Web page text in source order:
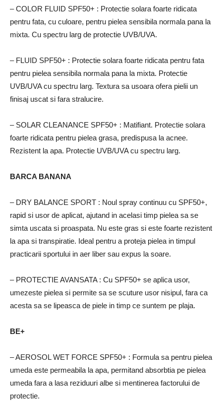
– COLOR FLUID SPF50+ : Protectie solara foarte ridicata
pentru fata, cu culoare, pentru pielea sensibila normala pana la
mixta. Cu spectru larg de protectie UVB/UVA.
– FLUID SPF50+ : Protectie solara foarte ridicata pentru fata
pentru pielea sensibila normala pana la mixta. Protectie
UVB/UVA cu spectru larg. Textura sa usoara ofera pielii un
finisaj uscat si fara stralucire.
– SOLAR CLEANANCE SPF50+ : Matifiant. Protectie solara
foarte ridicata pentru pielea grasa, predispusa la acnee.
Rezistent la apa. Protectie UVB/UVA cu spectru larg.
BARCA BANANA
– DRY BALANCE SPORT : Noul spray continuu cu SPF50+,
rapid si usor de aplicat, ajutand in acelasi timp pielea sa se
simta uscata si proaspata. Nu este gras si este foarte rezistent
la apa si transpiratie. Ideal pentru a proteja pielea in timpul
practicarii sportului in aer liber sau expus la soare.
– PROTECTIE AVANSATA: Cu SPF50+ se aplica usor,
umezeste pielea si permite sa se scuture usor nisipul, fara ca
acesta sa se lipeasca de piele in timp ce suntem pe plaja.
BE+
– AEROSOL WET FORCE SPF50+ : Formula sa pentru pielea
umeda este permeabila la apa, permitand absorbtia pe pielea
umeda fara a lasa reziduuri albe si mentinerea factorului de
protectie.